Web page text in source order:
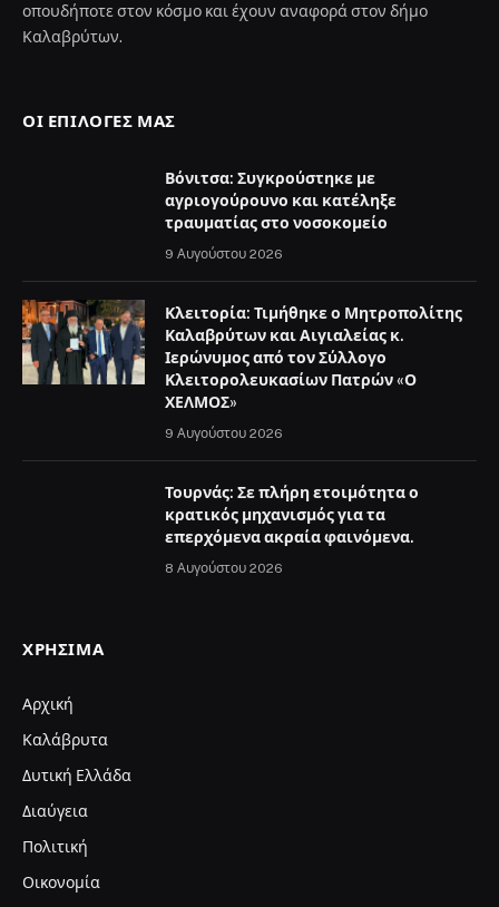
οπουδήποτε στον κόσμο και έχουν αναφορά στον δήμο
Καλαβρύτων.
ΟΙ ΕΠΙΛΟΓΈΣ ΜΑΣ
Βόνιτσα: Συγκρούστηκε με
αγριογούρουνο και κατέληξε
τραυματίας στο νοσοκομείο
9 Αυγούστου 2026
Κλειτορία: Τιμήθηκε ο Μητροπολίτης
Καλαβρύτων και Αιγιαλείας κ.
Ιερώνυμος από τον Σύλλογο
Κλειτορολευκασίων Πατρών «Ο
ΧΕΛΜΟΣ»
9 Αυγούστου 2026
Τουρνάς: Σε πλήρη ετοιμότητα ο
κρατικός μηχανισμός για τα
επερχόμενα ακραία φαινόμενα.
8 Αυγούστου 2026
ΧΡΉΣΙΜΑ
Αρχική
Καλάβρυτα
Δυτική Ελλάδα
Διαύγεια
Πολιτική
Οικονομία